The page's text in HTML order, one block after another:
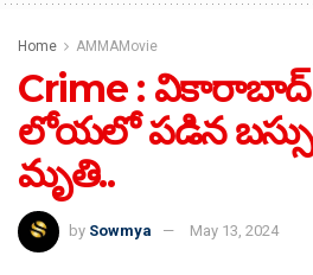
Home AMMAMovie
Crime :
లోయలో పడిన
మృతి..
by Sowmya May 13, 2024